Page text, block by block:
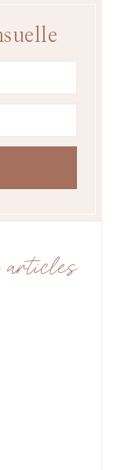
articles